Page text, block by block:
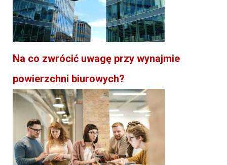
Na co zwrócić uwagę przy wynajmie
powierzchni biurowych?